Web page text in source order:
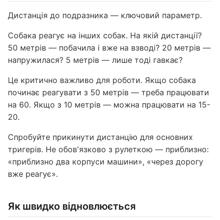
Дистанція до подразника — ключовий параметр.
Собака реагує на інших собак. На якій дистанції?
50 метрів — побачила і вже на взводі? 20 метрів —
напружилася? 5 метрів — лише тоді гавкає?
Це критично важливо для роботи. Якщо собака
починає реагувати з 50 метрів — треба працювати
на 60. Якщо з 10 метрів — можна працювати на 15-
20.
Спробуйте прикинути дистанцію для основних
тригерів. Не обов'язково з рулеткою — приблизно:
«приблизно два корпуси машини», «через дорогу
вже реагує».
Як швидко відновлюється